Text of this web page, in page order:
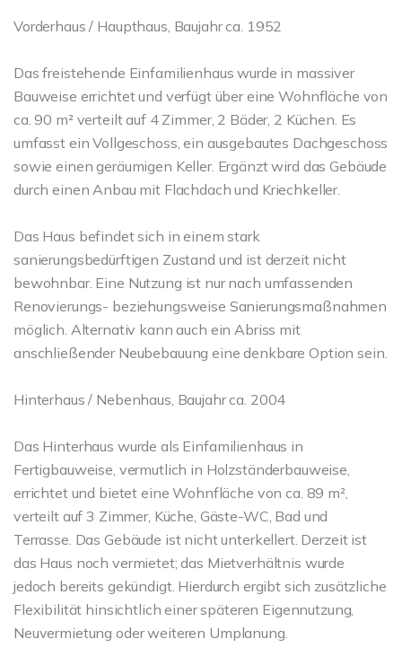
Vorderhaus / Haupthaus, Baujahr ca. 1952
Das freistehende Einfamilienhaus wurde in massiver
Bauweise errichtet und verfügt über eine Wohnfläche von
ca. 90 m² verteilt auf 4 Zimmer, 2 Bäder, 2 Küchen. Es
umfasst ein Vollgeschoss, ein ausgebautes Dachgeschoss
sowie einen geräumigen Keller. Ergänzt wird das Gebäude
durch einen Anbau mit Flachdach und Kriechkeller.
Das Haus befindet sich in einem stark
sanierungsbedürftigen Zustand und ist derzeit nicht
bewohnbar. Eine Nutzung ist nur nach umfassenden
Renovierungs- beziehungsweise Sanierungsmaßnahmen
möglich. Alternativ kann auch ein Abriss mit
anschließender Neubebauung eine denkbare Option sein.
Hinterhaus / Nebenhaus, Baujahr ca. 2004
Das Hinterhaus wurde als Einfamilienhaus in
Fertigbauweise, vermutlich in Holzständerbauweise,
errichtet und bietet eine Wohnfläche von ca. 89 m²,
verteilt auf 3 Zimmer, Küche, Gäste-WC, Bad und
Terrasse. Das Gebäude ist nicht unterkellert. Derzeit ist
das Haus noch vermietet; das Mietverhältnis wurde
jedoch bereits gekündigt. Hierdurch ergibt sich zusätzliche
Flexibilität hinsichtlich einer späteren Eigennutzung,
Neuvermietung oder weiteren Umplanung.